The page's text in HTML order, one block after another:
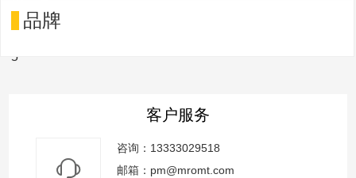
品牌
客户服务
咨询：13333029518
邮箱：pm@mromt.com